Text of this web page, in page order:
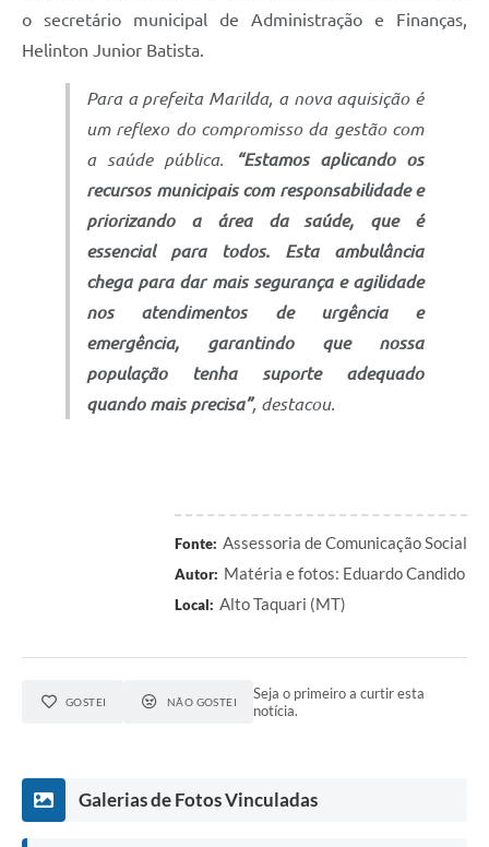
o secretário municipal de Administração e Finanças,
Helinton Junior Batista.
Para a prefeita Marilda, a nova aquisição é
um reflexo do compromisso da gestão com
a saúde pública.
“Estamos aplicando os
recursos municipais com responsabilidade e
priorizando a área da saúde, que é
essencial para todos. Esta ambulância
chega para dar mais segurança e agilidade
nos atendimentos de urgência e
emergência, garantindo que nossa
população tenha suporte adequado
quando mais precisa”, destacou.
Fonte: Assessoria de Comunicação Social
Autor: Matéria e fotos: Eduardo Candido
Local: Alto Taquari (MT)
GOSTEI NÃO GOSTEI
Seja o primeiro a curtir esta
notícia.
Galerias de Fotos Vinculadas